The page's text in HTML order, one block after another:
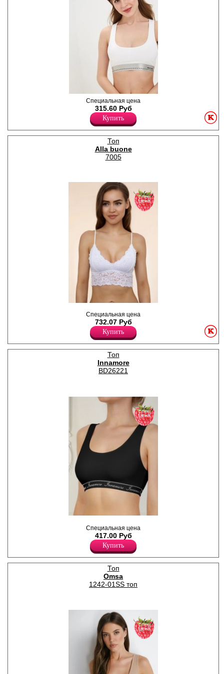
Топ - борцовка женский для
занятий спортом, по
нижнему краю эластичная
широкая серебристая
резинка с фирменной
вышивкой и стрелками по
Лайкра 5%
Хлопок 95%
Специальная цена
315.60 Руб
Купить
Топ
Alla buone
7005
кружева, на тонких
регулируемых бретелях, под
грудью и по верхнему краю
чашек разиночки, чашки с
хлопковой подкладкой.
Лайкра 20%
Полиамид 70%
Хлопок 10%
спец
цена
Специальная цена
732.07 Руб
Купить
Топ
Innamore
BD26221
широких бретелях,
однотонный.
Хлопок 95%
Эластан 5%
спец
цена
Специальная цена
417.00 Руб
Купить
Топ
Omsa
1242-01SS топ
спец
цена